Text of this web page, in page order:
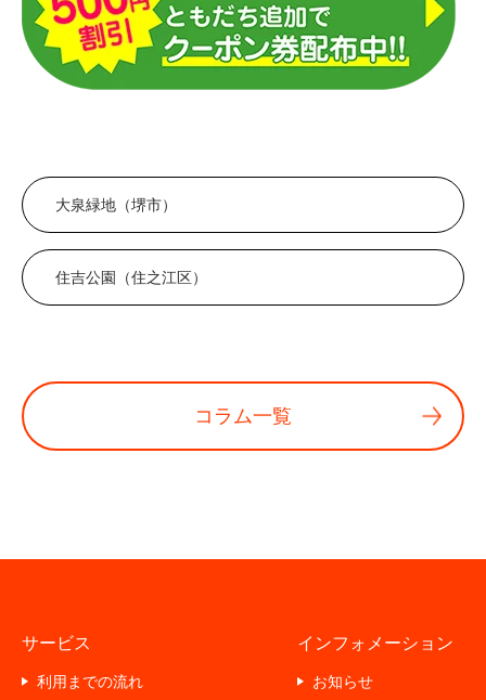
大泉緑地（堺市）
住吉公園（住之江区）
コラム一覧
サービス
利用までの流れ
インフォメーション
お知らせ